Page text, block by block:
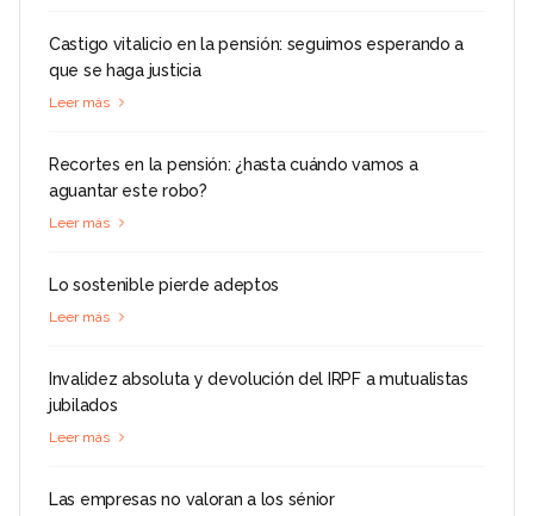
Castigo vitalicio en la pensión: seguimos esperando a
que se haga justicia
Leer más
Recortes en la pensión: ¿hasta cuándo vamos a
aguantar este robo?
Leer más
Lo sostenible pierde adeptos
Leer más
Invalidez absoluta y devolución del IRPF a mutualistas
jubilados
Leer más
Las empresas no valoran a los sénior